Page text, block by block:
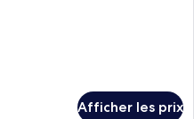
Afficher les prix